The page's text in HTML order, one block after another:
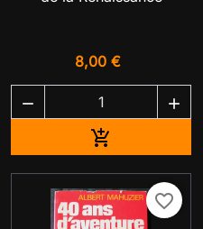
8,00 €
 

favorite_border